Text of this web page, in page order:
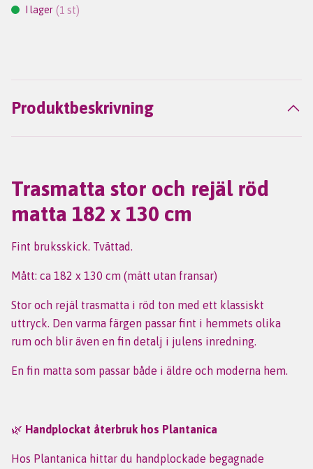
I lager (1 st)
Produktbeskrivning
Trasmatta stor och rejäl röd
matta 182 x 130 cm
Fint bruksskick. Tvättad.
Mått: ca 182 x 130 cm (mätt utan fransar)
Stor och rejäl trasmatta i röd ton med ett klassiskt
uttryck. Den varma färgen passar fint i hemmets olika
rum och blir även en fin detalj i julens inredning.
En fin matta som passar både i äldre och moderna hem.
🌿 Handplockat återbruk hos Plantanica
Hos Plantanica hittar du handplockade begagnade